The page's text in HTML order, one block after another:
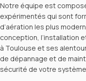
Notre équipe est
expérimentés qui sont
d’aération les plus
conception, l’installation
à Toulouse et ses
de dépannage et de
sécurité de votre